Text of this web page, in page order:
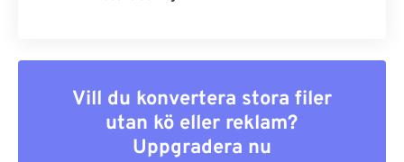
Vill du konvertera stora filer
utan kö eller reklam?
Uppgradera nu